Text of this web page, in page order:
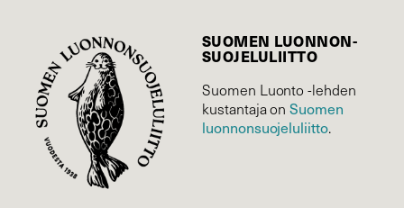
SUOMEN LUONNON­
SUOJELU­LIITTO
Suomen Luonto -lehden
kustantaja onSuomen
luonnonsuojelu­liitto.